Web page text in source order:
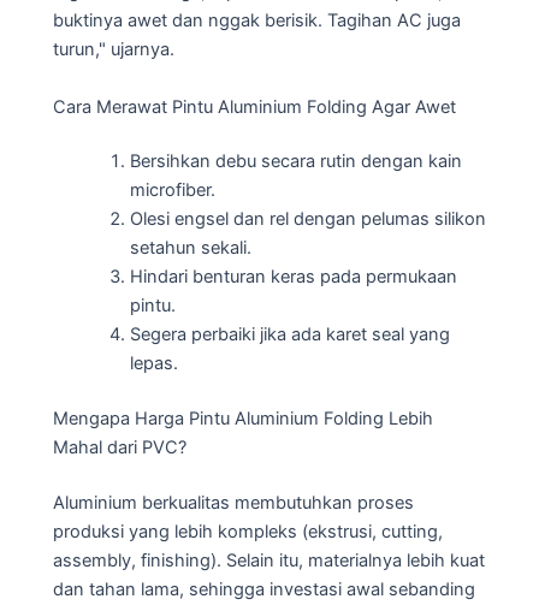
buktinya awet dan nggak berisik. Tagihan AC juga
turun," ujarnya.
Cara Merawat Pintu Aluminium Folding Agar Awet
Bersihkan debu secara rutin dengan kain
microfiber.
Olesi engsel dan rel dengan pelumas silikon
setahun sekali.
Hindari benturan keras pada permukaan
pintu.
Segera perbaiki jika ada karet seal yang
lepas.
Mengapa Harga Pintu Aluminium Folding Lebih
Mahal dari PVC?
Aluminium berkualitas membutuhkan proses
produksi yang lebih kompleks (ekstrusi, cutting,
assembly, finishing). Selain itu, materialnya lebih kuat
dan tahan lama, sehingga investasi awal sebanding